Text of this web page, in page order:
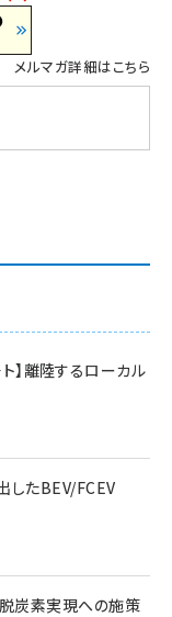
メルマガ詳細はこちら
離陸するローカル
したBEV/FCEV
炭素実現への施策